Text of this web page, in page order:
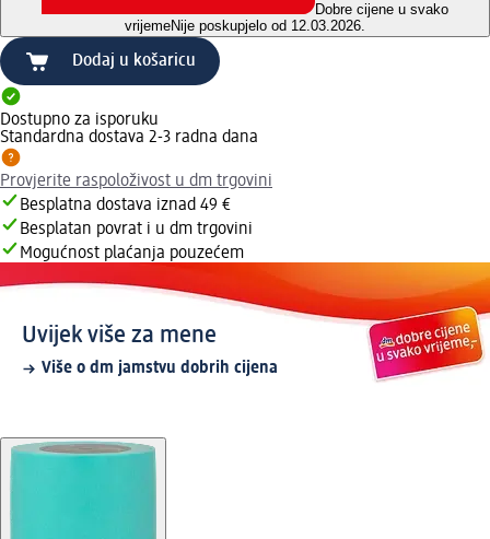
Dobre cijene u svako
vrijemeNije poskupjelo od 12.03.2026.
Dodaj u košaricu
Dostupno za isporuku
Standardna dostava 2-3 radna dana
Provjerite raspoloživost u dm trgovini
Besplatna dostava iznad 49 €
Besplatan povrat i u dm trgovini
Mogućnost plaćanja pouzećem
Uvijek više za mene
Više o dm jamstvu dobrih cijena